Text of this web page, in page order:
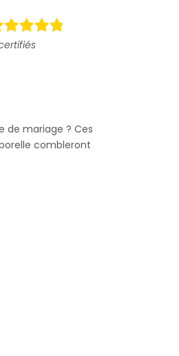
de mariage ? Ces
combleront